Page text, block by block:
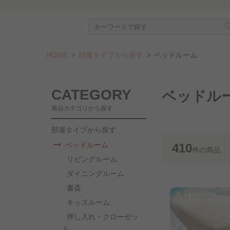
HOME 部屋タイプから探す ベッドルーム
CATEGORY
商品カテゴリから探す
部屋タイプから探す
ベッドルーム
リビングルーム
ダイニングルーム
書斎
キッズルーム
押し入れ・クローゼッ
ベッドル
410件の商品